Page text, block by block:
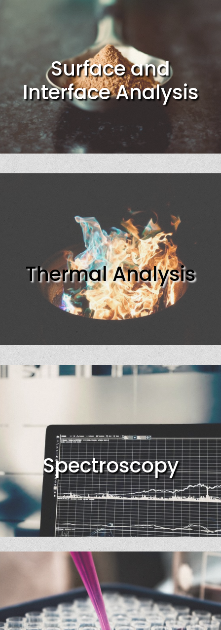
Surface and
Interface Analysis
Thermal Analysis
Spectroscopy